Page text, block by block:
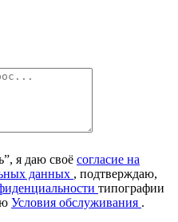
я даю своё согласие на
данных , подтверждаю,
типографии
Условия обслуживания .